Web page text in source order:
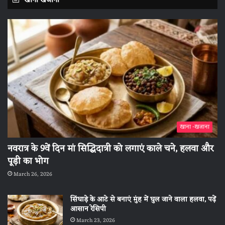
खाना -खजाना
नवरात्र के 9वें दिन मां सिद्धिदात्री को लगाएं काले चने, हलवा और
पूड़ी का भोग
March 26, 2026
सिंघाड़े के आटे से बनाएं मुंह में घुल जाने वाला हलवा, पढ़ें
आसान रेसिपी
March 23, 2026